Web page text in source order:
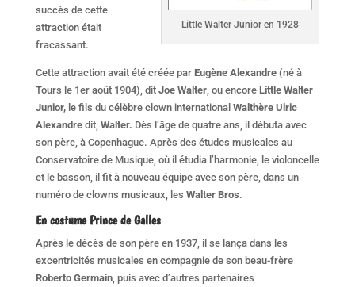
Little Walter Junior en 1928
succès de cette
attraction était
fracassant.
Cette attraction avait été créée parEugène Alexandre(né à
Tours le 1er août 1904), dit Joe Walter, ou encoreLittle Walter
Junior,le fils du célèbre clown international Walthère Ulric
Alexandredit, Walter. Dès l’âge de quatre ans, il débuta avec
son père, à Copenhague. Après des études musicales au
Conservatoire de Musique, où il étudia l’harmonie, le violoncelle
et le basson, il fit à nouveau équipe avec son père, dans un
numéro de clowns musicaux, les Walter Bros.
En costume Prince de Galles
Après le décès de son père en 1937, il se lança dans les
excentricités musicales en compagnie de son beau-frère
Roberto Germain, puis avec d’autres partenaires